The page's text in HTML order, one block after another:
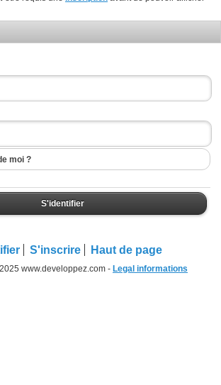
moi ?
S'identifier
S'inscrire Haut de page
www.developpez.com - Legal informations